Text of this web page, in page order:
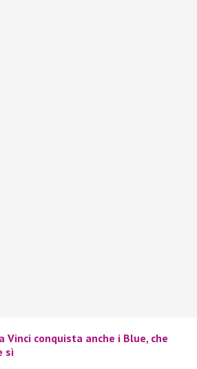
Vinci conquista anche i Blue, che
sì